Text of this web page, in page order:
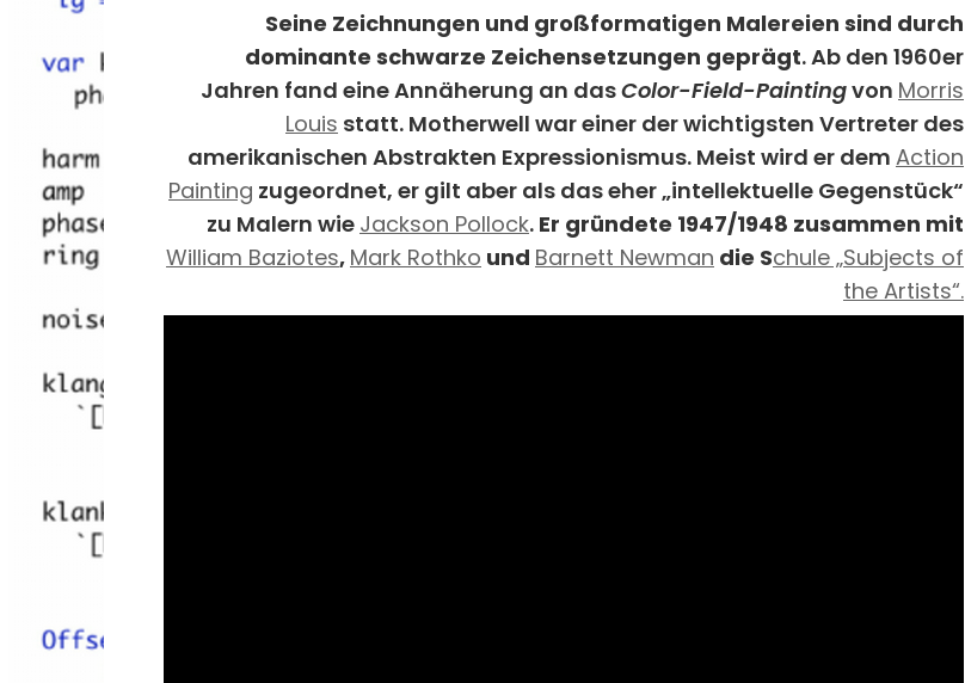
Seine Zeichnungen und großformatigen Malereien sind durch
dominante schwarze Zeichensetzungen geprägt. Ab den 1960er
Jahren fand eine Annäherung an dasColor-Field-Paintingvon Morris
Louis statt. Motherwell war einer der wichtigsten Vertreter des
amerikanischen Abstrakten Expressionismus. Meist wird er dem Action
Painting zugeordnet, er gilt aber als das eher „intellektuelle Gegenstück“
zu Malern wie Jackson Pollock. Er gründete 1947/1948 zusammen mit
William Baziotes, Mark Rothko und Barnett Newman die Schule „Subjects of
the Artists“.